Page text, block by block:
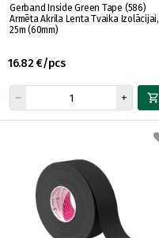
Gerband Inside Green Tape (586)
Armēta Akrila Lenta Tvaika Izolācijai,
25m (60mm)
16.82 €/pcs